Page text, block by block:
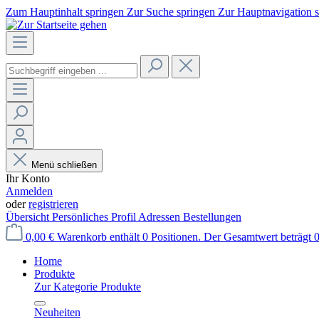
Zum Hauptinhalt springen Zur Suche springen Zur Hauptnavigation
Menü schließen
Ihr Konto
Anmelden
oderregistrieren
Übersicht Persönliches Profil Adressen Bestellungen
0,00 € Warenkorb enthält 0 Positionen. Der Gesamtwert beträgt
Home
Produkte
Zur Kategorie Produkte
Neuheiten